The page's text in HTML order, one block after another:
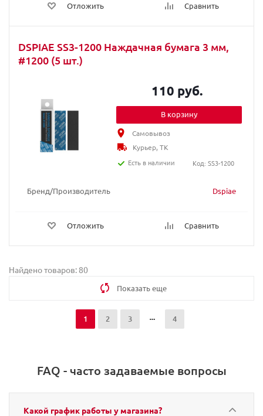
Отложить Сравнить
DSPIAE SS3-1200 Наждачная бумага 3 мм,
#1200 (5 шт.)
Бренд/Производитель Dspiae
Отложить Сравнить
110 руб.
В корзину
Самовывоз
Курьер, ТК
Есть в наличии
Код: SS3-1200
Найдено товаров: 80
Показать еще
1 2 3 4
FAQ - часто задаваемые вопросы
Какой график работы у магазина?